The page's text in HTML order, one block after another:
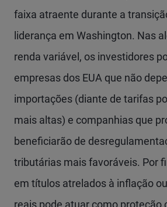
faixa atraente durante a
liderança em Washington. Nas
renda variável, os investidores
empresas dos EUA que não
importações (diante de tarifas
mais altas) e companhias que
beneficiarão de
tributárias mais favoráveis. Por
em títulos atrelados à inflação
reais pode atuar como proteção